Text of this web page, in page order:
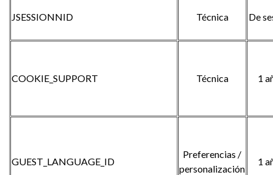
JSESSIONNID Técnica De
COOKIE_SUPPORT Técnica 1
GUEST_LANGUAGE_ID
Preferencias /
personalización
1